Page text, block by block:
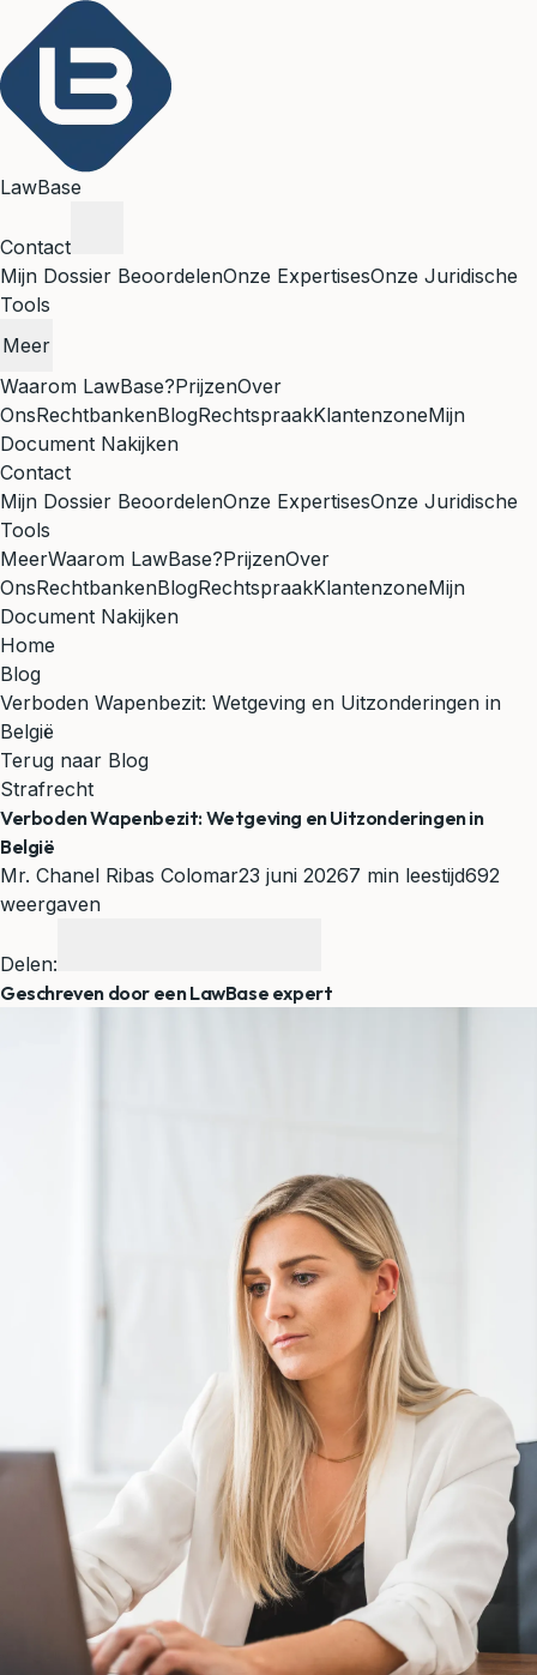
LawBase
Contact
Mijn Dossier BeoordelenOnze ExpertisesOnze Juridische
Tools
Meer
Waarom LawBase?PrijzenOver
OnsRechtbankenBlogRechtspraakKlantenzoneMijn
Document Nakijken
Contact
Mijn Dossier BeoordelenOnze ExpertisesOnze Juridische
Tools
MeerWaarom LawBase?PrijzenOver
OnsRechtbankenBlogRechtspraakKlantenzoneMijn
Document Nakijken
Home
Blog
Verboden Wapenbezit: Wetgeving en Uitzonderingen in
België
Terug naar Blog
Strafrecht
Verboden Wapenbezit: Wetgeving en Uitzonderingen in
België
Mr. Chanel Ribas Colomar23 juni 20267 min leestijd692
weergaven
Delen:
Geschreven door een LawBase expert